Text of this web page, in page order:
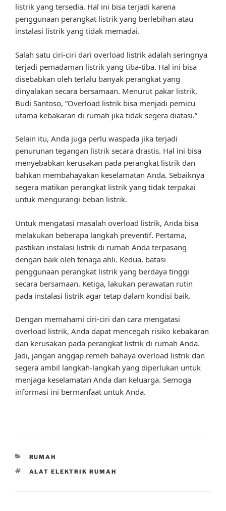
listrik yang tersedia. Hal ini bisa terjadi karena
penggunaan perangkat listrik yang berlebihan atau
instalasi listrik yang tidak memadai.
Salah satu ciri-ciri dari overload listrik adalah seringnya
terjadi pemadaman listrik yang tiba-tiba. Hal ini bisa
disebabkan oleh terlalu banyak perangkat yang
dinyalakan secara bersamaan. Menurut pakar listrik,
Budi Santoso, “Overload listrik bisa menjadi pemicu
utama kebakaran di rumah jika tidak segera diatasi.”
Selain itu, Anda juga perlu waspada jika terjadi
penurunan tegangan listrik secara drastis. Hal ini bisa
menyebabkan kerusakan pada perangkat listrik dan
bahkan membahayakan keselamatan Anda. Sebaiknya
segera matikan perangkat listrik yang tidak terpakai
untuk mengurangi beban listrik.
Untuk mengatasi masalah overload listrik, Anda bisa
melakukan beberapa langkah preventif. Pertama,
pastikan instalasi listrik di rumah Anda terpasang
dengan baik oleh tenaga ahli. Kedua, batasi
penggunaan perangkat listrik yang berdaya tinggi
secara bersamaan. Ketiga, lakukan perawatan rutin
pada instalasi listrik agar tetap dalam kondisi baik.
Dengan memahami ciri-ciri dan cara mengatasi
overload listrik, Anda dapat mencegah risiko kebakaran
dan kerusakan pada perangkat listrik di rumah Anda.
Jadi, jangan anggap remeh bahaya overload listrik dan
segera ambil langkah-langkah yang diperlukan untuk
menjaga keselamatan Anda dan keluarga. Semoga
informasi ini bermanfaat untuk Anda.
CATEGORIES
RUMAH
TAGS
ALAT ELEKTRIK RUMAH